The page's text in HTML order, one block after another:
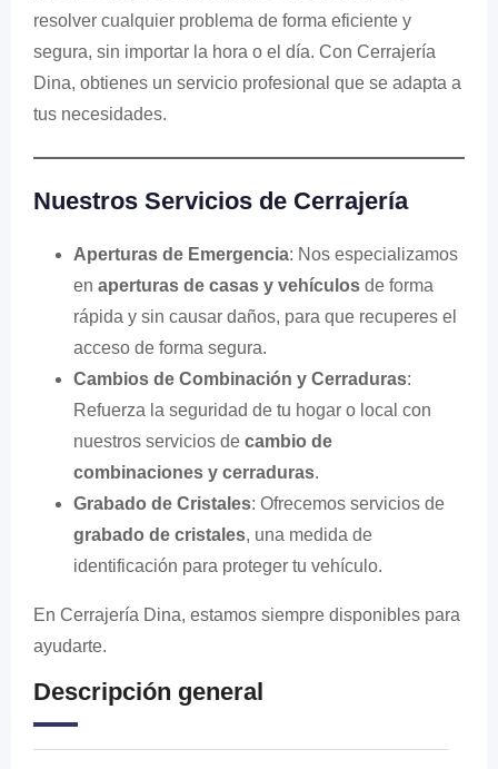
resolver cualquier problema de forma eficiente y
segura, sin importar la hora o el día. Con Cerrajería
Dina, obtienes un servicio profesional que se adapta a
tus necesidades.
Nuestros Servicios de Cerrajería
Aperturas de Emergencia: Nos especializamos
en aperturas de casas y vehículos de forma
rápida y sin causar daños, para que recuperes el
acceso de forma segura.
Cambios de Combinación y Cerraduras:
Refuerza la seguridad de tu hogar o local con
nuestros servicios de cambio de
combinaciones y cerraduras.
Grabado de Cristales: Ofrecemos servicios de
grabado de cristales, una medida de
identificación para proteger tu vehículo.
En Cerrajería Dina, estamos siempre disponibles para
ayudarte.
Descripción general